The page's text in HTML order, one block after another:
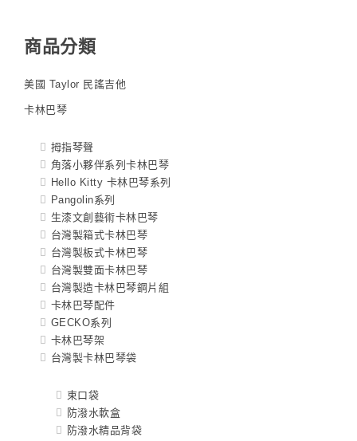
商品分類
美國 Taylor 民謠吉他
卡林巴琴
拇指琴聲
角落小夥伴系列卡林巴琴
Hello Kitty 卡林巴琴系列
Pangolin系列
生漆文創藝術卡林巴琴
台灣製箱式卡林巴琴
台灣製板式卡林巴琴
台灣製雙面卡林巴琴
台灣製造卡林巴琴鋼片組
卡林巴琴配件
GECKO系列
卡林巴琴架
台灣製卡林巴琴袋
束口袋
防潑水軟盒
防潑水精品背袋